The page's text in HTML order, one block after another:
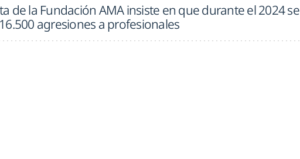
de la Fundación AMA insiste en que durante el 2024 se
agresiones a profesionales